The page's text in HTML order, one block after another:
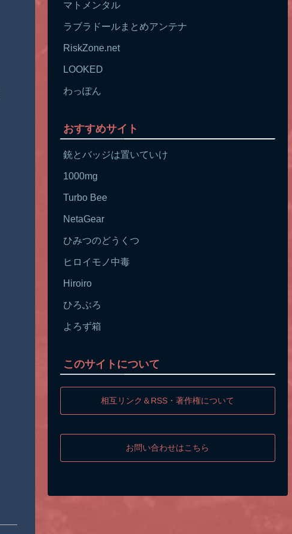
マトメンタル
ラブラドールまとめアンテナ
RiskZone.net
LOOKED
わっぽん
おすすめサイト
銃とバッジは置いていけ
1000mg
Turbo Bee
NetaGear
ひみつのどうくつ
ヒロイモノ中毒
Hiroiro
ひろぶろ
よろず箱
このサイトについて
相互リンク＆RSS・著作権について
お問い合わせはこちら